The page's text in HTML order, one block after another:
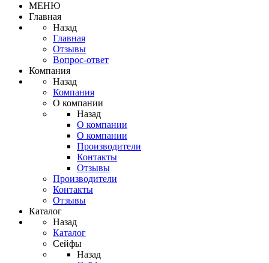
МЕНЮ
Главная
Назад
Главная
Отзывы
Вопрос-ответ
Компания
Назад
Компания
О компании
Назад
О компании
О компании
Производители
Контакты
Отзывы
Производители
Контакты
Отзывы
Каталог
Назад
Каталог
Сейфы
Назад